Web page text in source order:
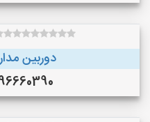
دوربین
09396660390